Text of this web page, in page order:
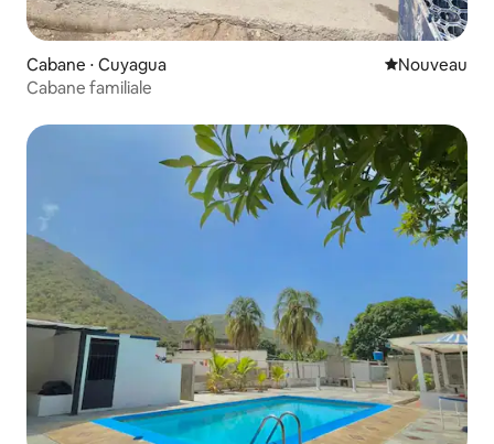
Cabane ⋅ Cuyagua Nouvel
Nouveau
Cabane familiale